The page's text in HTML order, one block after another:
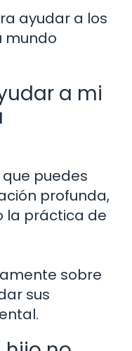
ayudar a los
mundo
a mi
puedes
profunda,
la práctica de
sobre
sus